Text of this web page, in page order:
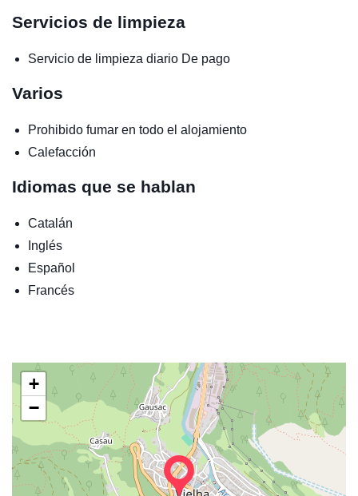
Servicios de limpieza
Servicio de limpieza diario De pago
Varios
Prohibido fumar en todo el alojamiento
Calefacción
Idiomas que se hablan
Catalán
Inglés
Español
Francés
+
−